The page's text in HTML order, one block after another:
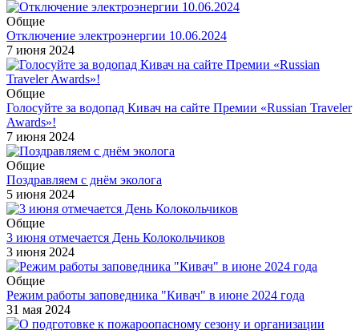
Общие
Отключение электроэнергии 10.06.2024
7 июня 2024
Общие
Голосуйте за водопад Кивач на сайте Премии «Russian Traveler
Awards»!
7 июня 2024
Общие
Поздравляем с днём эколога
5 июня 2024
Общие
3 июня отмечается День Колокольчиков
3 июня 2024
Общие
Режим работы заповедника "Кивач" в июне 2024 года
31 мая 2024